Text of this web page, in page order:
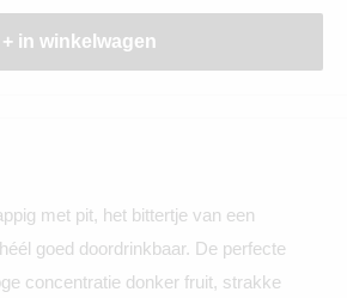
+ in winkelwagen
met pit, het bittertje van een
goed doordrinkbaar. De perfecte
concentratie donker fruit, strakke